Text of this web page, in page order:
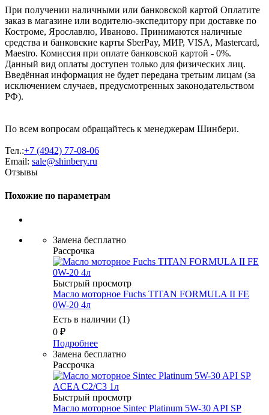
При получении наличными или банковской картой Оплатите
заказ в магазине или водителю-экспедитору при доставке по
Костроме, Ярославлю, Иваново. Принимаются наличные
средства и банковские карты SberPay, МИР, VISA, Mastercard,
Maestro. Комиссия при оплате банковской картой - 0%.
Данный вид оплаты доступен только для физических лиц.
Введённая информация не будет передана третьим лицам (за
исключением случаев, предусмотренных законодательством
РФ).
По всем вопросам обращайтесь к менеджерам Шинбери.
Тел.:+7 (4942) 77-08-06
Email: sale@shinbery.ru
Отзывы
Похожие по параметрам
Замена бесплатно
Рассрочка
Быстрый просмотр
Масло моторное Fuchs TITAN FORMULA II FE
0W-20 4л
Есть в наличии (1)
0 ₽
Подробнее
Замена бесплатно
Рассрочка
Быстрый просмотр
Масло моторное Sintec Platinum 5W-30 API SP